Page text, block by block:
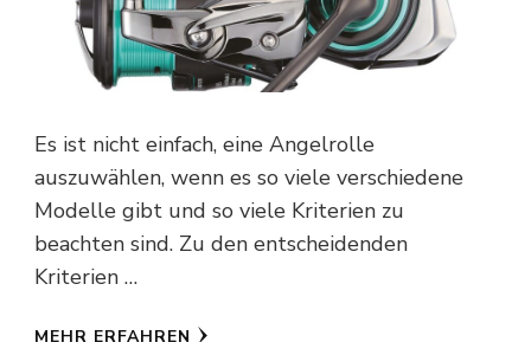
Es ist nicht einfach, eine Angelrolle
auszuwählen, wenn es so viele verschiedene
Modelle gibt und so viele Kriterien zu
beachten sind. Zu den entscheidenden
Kriterien …
MEHR ERFAHREN